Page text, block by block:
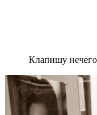
Клапишу нечего